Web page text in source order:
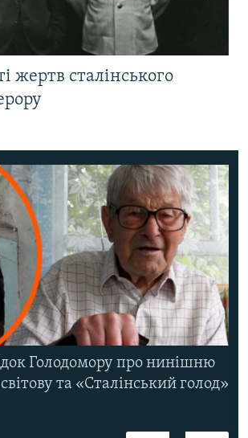
жертв сталінського
Голодомору про нинішню
та «Сталінський голод»